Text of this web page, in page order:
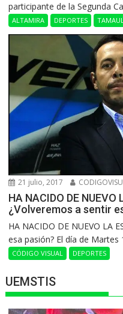
participante de la Segunda
ALTAMIRA DEPORTES
21 julio, 2017
HA NACIDO DE NUEVO
¿Volveremos a sentir
HA NACIDO DE NUEVO LA
esa pasión? El día de Martes
CÓDIGO VISUAL DEPORTES
UEMSTIS